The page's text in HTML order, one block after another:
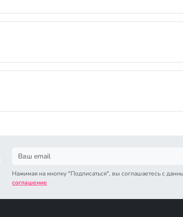
Нажимая на кнопку "Подписаться", вы соглашаетесь с
соглашение